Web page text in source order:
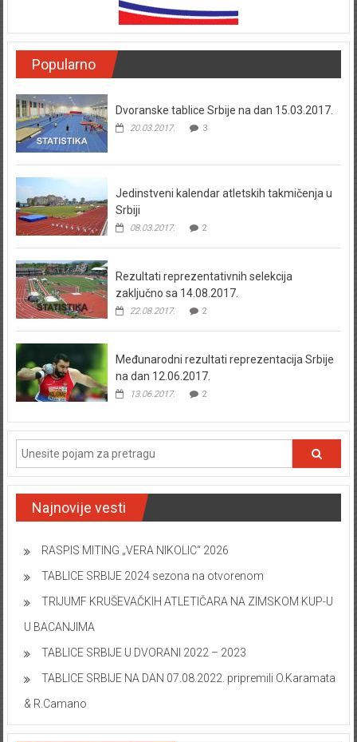
Popularno
Dvoranske tablice Srbije na dan 15.03.2017.
20.03.2017. 3
Jedinstveni kalendar atletskih takmičenja u
Srbiji
08.03.2017. 2
Rezultati reprezentativnih selekcija
zaključno sa 14.08.2017.
22.08.2017. 2
Međunarodni rezultati reprezentacija Srbije
na dan 12.06.2017.
13.06.2017. 2
Najnovije vesti
RASPIS MITING „VERA NIKOLIC“ 2026
TABLICE SRBIJE 2024 sezona na otvorenom
TRIJUMF KRUŠEVAČKIH ATLETIČARA NA ZIMSKOM KUP-U
U BACANJIMA
TABLICE SRBIJE U DVORANI 2022 – 2023
TABLICE SRBIJE NA DAN 07.08.2022. pripremili O.Karamata
& R.Camano